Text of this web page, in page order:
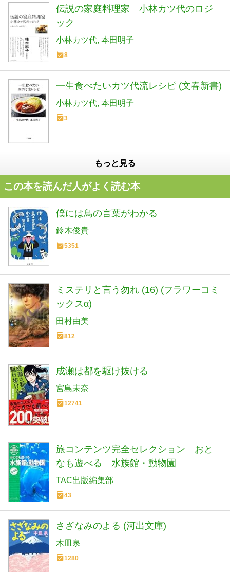
伝説の家庭料理家 小林カツ代のロジ
ック
小林カツ代 本田明子
8
一生食べたいカツ代流レシピ (文春新書)
小林カツ代 本田明子
3
もっと見る
この本を読んだ人がよく読む本
僕には鳥の言葉がわかる
鈴木俊貴
5351
ミステリと言う勿れ (16) (フラワーコミ
ックスα)
田村由美
812
成瀬は都を駆け抜ける
宮島未奈
12741
旅コンテンツ完全セレクション おと
なも遊べる 水族館・動物園
TAC出版編集部
43
さざなみのよる (河出文庫)
木皿泉
1280